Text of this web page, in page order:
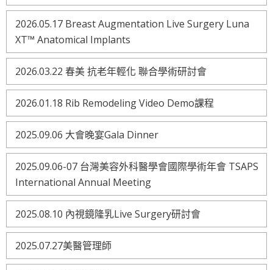
2026.05.17 Breast Augmentation Live Surgery Luna
XT™ Anatomical Implants
2026.03.22 春美 抗老年輕化 聯合學術研討會
2026.01.18 Rib Remodeling Video Demo課程
2025.09.06 大會晚宴Gala Dinner
2025.09.06-07 台灣美容外科醫學會國際學術年會 TSAPS
International Annual Meeting
2025.08.10 內視鏡隆乳Live Surgery研討會
2025.07.27美醫管理師